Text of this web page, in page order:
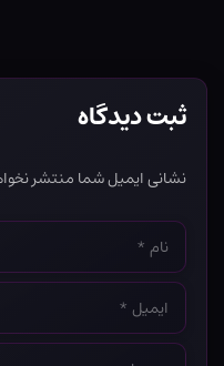
ثبت دیدگاه
نشانی ایمیل شما منتشر
نام
*
ایمیل
*
وب‌سایت